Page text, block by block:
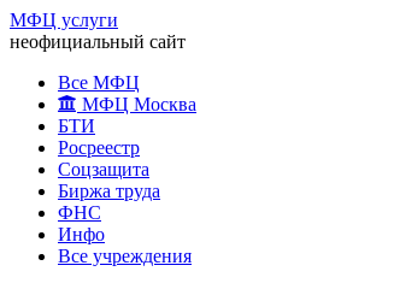
МФЦ услуги
неофициальный сайт
Все МФЦ
МФЦ Москва
БТИ
Росреестр
Соцзащита
Биржа труда
ФНС
Инфо
Все учреждения